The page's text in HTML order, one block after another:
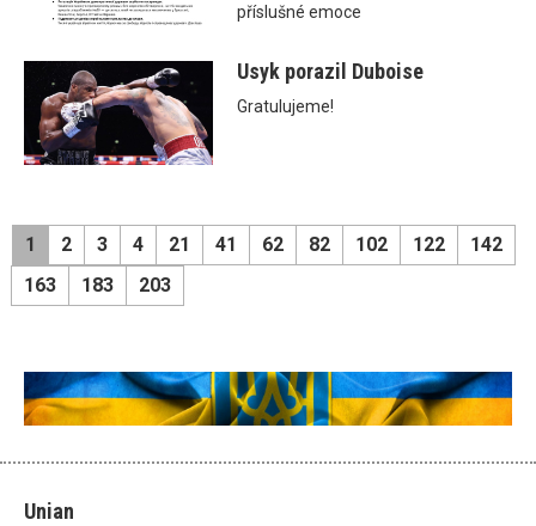
příslušné emoce
Usyk porazil Duboise
Gratulujeme!
1 2 3 4 21 41 62 82 102 122
142
163
183 203
Unian